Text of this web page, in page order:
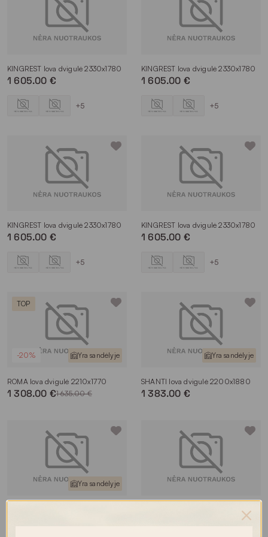
KINGREST lova dvigulė 2330x1780
1 605.00 €
+5
KINGREST lova dvigulė 2330x1780
1 605.00 €
+5
KINGREST lova dvigulė 2330x1780
1 605.00 €
+5
KINGREST lova dvigulė 2330x1780
1 605.00 €
+5
TOP
-20% Yra sandėlyje
ROMA lova dvigulė 2210x1770
1 308.00 €1 635.00 €
Yra sandėlyje
SHANTI lova dvigulė 2200x1880
1 383.00 €
Yra sandėlyje